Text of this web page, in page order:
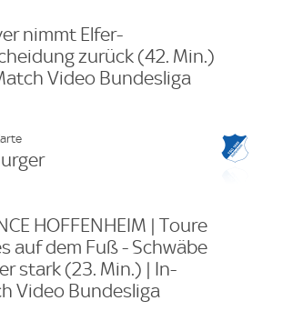
nimmt Elfer-
zurück (42. Min.)
Video Bundesliga
HOFFENHEIM | Toure
auf dem Fuß - Schwäbe
stark (23. Min.) | In-
Video Bundesliga